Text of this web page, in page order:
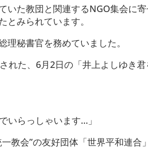
いた教団と関連するNGO集会に
とみられています。
秘書官を務めていました。
れた、6月2日の「井上よしゆき
いらっしゃいます…」
教会”の友好団体「世界平和連